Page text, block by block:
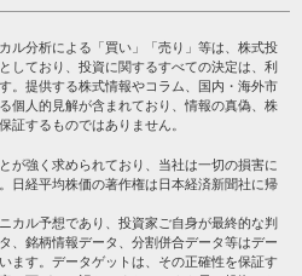
ル分析による「買い」「売り」等は、株式投
しており、投資に関するすべての決定は、利
。提供する株式情報やコラム、国内・海外市
個人的見解が含まれており、情報の真偽、株
証するものではありません。
が強く求められており、当社は一切の損害に
日経平均株価の著作権は日本経済新聞社に帰
カル予想であり、投資家ご自身が最終的な判
、銘柄情報データ、分割併合データ等はデー
ます。データゲットは、その正確性を保証す